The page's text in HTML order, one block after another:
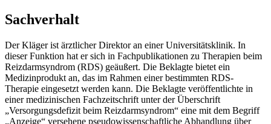
Sachverhalt
Der Kläger ist ärztlicher Direktor an einer Universitätsklinik. In
dieser Funktion hat er sich in Fachpublikationen zu Therapien beim
Reizdarmsyndrom (RDS) geäußert. Die Beklagte bietet ein
Medizinprodukt an, das im Rahmen einer bestimmten RDS-
Therapie eingesetzt werden kann. Die Beklagte veröffentlichte in
einer medizinischen Fachzeitschrift unter der Überschrift
„Versorgungsdefizit beim Reizdarmsyndrom“ eine mit dem Begriff
„Anzeige“ versehene pseudowissenschaftliche Abhandlung über